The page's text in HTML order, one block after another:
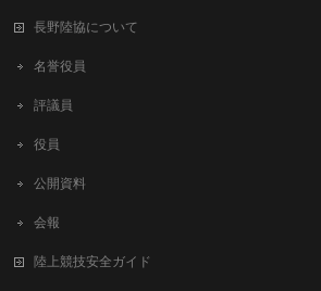
長野陸協について
名誉役員
評議員
役員
公開資料
会報
陸上競技安全ガイド